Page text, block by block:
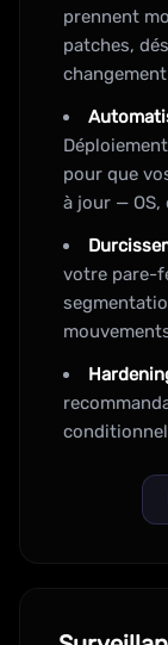
prennent
patches,
pour que
à jour —
votre pare-